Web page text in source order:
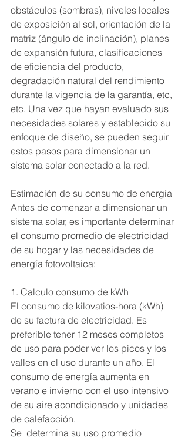
obstáculos (sombras), niveles locales
de exposición al sol, orientación de la
matriz (ángulo de inclinación), planes
de expansión futura, clasificaciones
de eficiencia del producto,
degradación natural del rendimiento
durante la vigencia de la garantía, etc,
etc. Una vez que hayan evaluado sus
necesidades solares y establecido su
enfoque de diseño, se pueden seguir
estos pasos para dimensionar un
sistema solar conectado a la red.
Estimación de su consumo de energía
Antes de comenzar a dimensionar un
sistema solar, es importante determinar
el consumo promedio de electricidad
de su hogar y las necesidades de
energía fotovoltaica:
1. Calculo consumo de kWh
El consumo de kilovatios-hora (kWh)
de su factura de electricidad. Es
preferible tener 12 meses completos
de uso para poder ver los picos y los
valles en el uso durante un año. El
consumo de energía aumenta en
verano e invierno con el uso intensivo
de su aire acondicionado y unidades
de calefacción.
Se  determina su uso promedio